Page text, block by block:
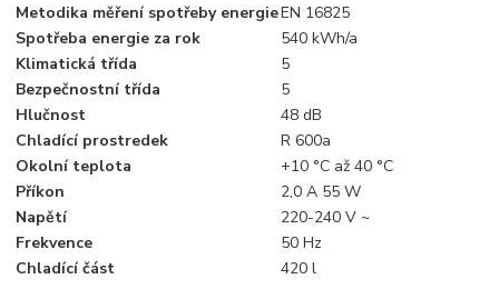
Metodika měření spotřeby energieEN 16825
Spotřeba energie za rok
540 kWh/a
Klimatická třída
5
Bezpečnostní třída
5
Hlučnost
48 dB
Chladící prostredek
R 600a
Okolní teplota
+10 °C až 40 °C
Příkon
2,0 A 55 W
Napětí
220-240 V ~
Frekvence
50 Hz
Chladící část
420 l